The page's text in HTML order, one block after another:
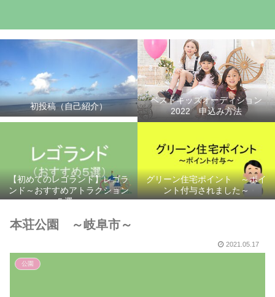
初投稿（自己紹介）
ベストキッズオーディション
2022 申込み方法
【初めてのレゴランド】レゴラ
ンド～おすすめアトラクション
５選～
グリーン住宅ポイント ～ポイ
ント付与されました～
本荘公園 ～岐阜市～
2021.05.17
公園